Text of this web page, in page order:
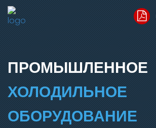
Контакты
Юридический
050014, г.Алматы,
ул.Ангарская, д.103/2
Прайс-листы
1. Комплектующие
2. Запасные части
3. Агрегаты
Обратная связь
ПРОМЫШЛЕННОЕ
ХОЛОДИЛЬНОЕ
ОБОРУДОВАНИЕ